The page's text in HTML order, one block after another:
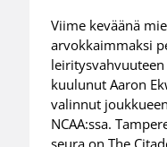
Viime keväänä
arvokkaimmaksi
kuulunut Aaron
valinnut
NCAA:ssa.